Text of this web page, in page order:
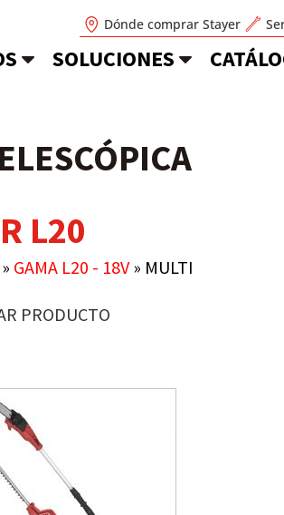
Dónde comprar Stayer
SOLUCIONES
L20
» GAMA L20 - 18V» MULTI
PRODUCTO